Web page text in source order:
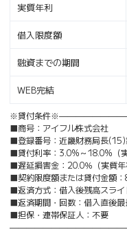
実質年利
借入限度額
融資までの期間
WEB完結
※貸付条件
■商号：アイフル株式会社
■登録番号：近畿財務局長
■貸付利率：3.0%～18.0%（実
■遅延損害金：20.0％（実質年
■契約限度額または貸付金額：
■返済方式：借入後残高スラ
■返済期間・回数：借入直後
■担保・連帯保証人：不要